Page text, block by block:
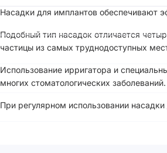
Насадки для имплантов обеспечивают
Подобный тип насадок отличается
частицы из самых труднодоступных
Использование ирригатора и
многих стоматологических заболеваний.
При регулярном использовании